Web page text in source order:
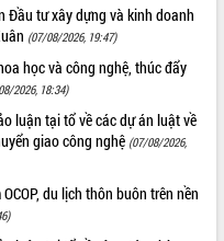
Đầu tư xây dựng và kinh doanh
(07/08/2026, 19:47)
học và công nghệ, thúc đẩy
2026, 18:34)
luận tại tổ về các dự án luật về
giao công nghệ (07/08/2026,
du lịch thôn buôn trên nền